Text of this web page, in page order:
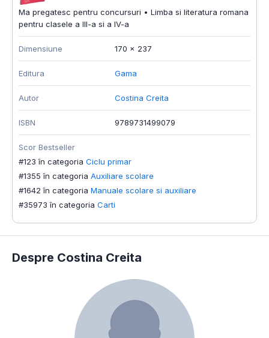
Ma pregatesc pentru concursuri • Limba si literatura romana
pentru clasele a III-a si a IV-a
Dimensiune 170 × 237
Editura Gama
Autor Costina Creita
ISBN 9789731499079
Scor Bestseller
#123 în categoria Ciclu primar
#1355 în categoria Auxiliare scolare
#1642 în categoria Manuale scolare si auxiliare
#35973 în categoria Carti
Despre Costina Creita